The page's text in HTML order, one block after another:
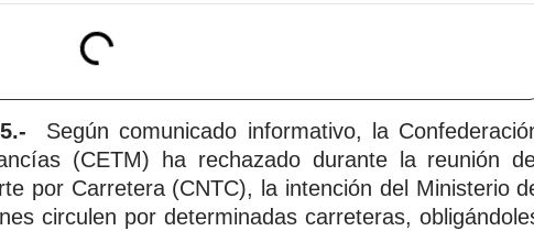
Según comunicado informativo, la
(CETM) ha rechazado durante la reunión
por Carretera (CNTC), la intención del Ministerio
circulen por determinadas carreteras,